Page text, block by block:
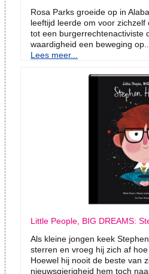
Rosa Parks groeide op in
leeftijd leerde om voor
tot een burgerrechtenactiviste
waardigheid een beweging
Lees meer...
Little People, BIG DREAMS:
Als kleine jongen keek
sterren en vroeg hij zich af
Hoewel hij nooit de beste van
nieuwsgierigheid hem toch